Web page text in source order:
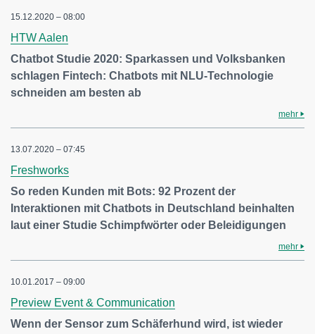
15.12.2020 – 08:00
HTW Aalen
Chatbot Studie 2020: Sparkassen und Volksbanken
schlagen Fintech: Chatbots mit NLU-Technologie
schneiden am besten ab
mehr
13.07.2020 – 07:45
Freshworks
So reden Kunden mit Bots: 92 Prozent der
Interaktionen mit Chatbots in Deutschland beinhalten
laut einer Studie Schimpfwörter oder Beleidigungen
mehr
10.01.2017 – 09:00
Preview Event & Communication
Wenn der Sensor zum Schäferhund wird, ist wieder